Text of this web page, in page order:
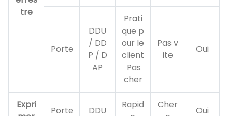
tre
Porte
DDU
/ DD
P / D
AP
Prati
que p
our le
client
Pas
cher
Pas v
ite
Oui
Expri
Porte DDU
Rapid
Cher
Oui